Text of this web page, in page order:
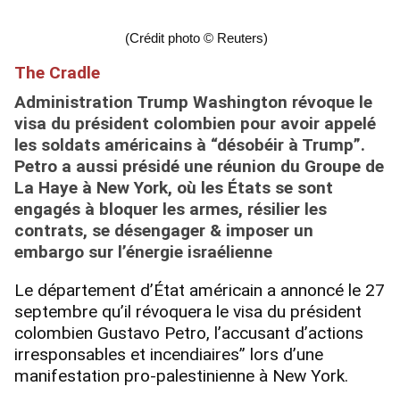
(Crédit photo © Reuters)
The Cradle
Administration Trump Washington révoque le
visa du président colombien pour avoir appelé
les soldats américains à “désobéir à Trump”.
Petro a aussi présidé une réunion du Groupe de
La Haye à New York, où les États se sont
engagés à bloquer les armes, résilier les
contrats, se désengager & imposer un
embargo sur l’énergie israélienne
Le département d’État américain a annoncé le 27
septembre qu’il révoquera le visa du président
colombien Gustavo Petro, l’accusant d’actions
irresponsables et incendiaires” lors d’une
manifestation pro-palestinienne à New York.